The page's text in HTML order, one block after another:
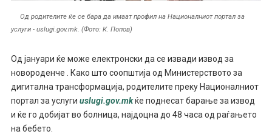
Од родителите ќе се бара да имаат профил на Националниот портал за
услуги - uslugi.gov.mk. (Фото: К. Попов)
Од јануари ќе може електронски да се извади извод за
новороденче . Како што соопштија од Министерството за
дигитална трансформација, родителите преку Националниот
портал за услуги uslugi.gov.mkќе поднесат барање за извод
и ќе го добијат во болница, најдоцна до 48 часа од раѓањето
на бебето.